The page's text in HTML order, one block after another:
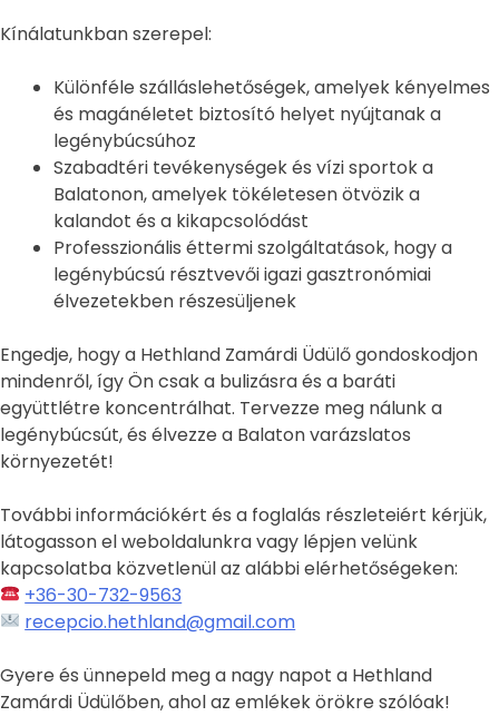
Kínálatunkban szerepel:
Különféle szálláslehetőségek, amelyek kényelmes
és magánéletet biztosító helyet nyújtanak a
legénybúcsúhoz
Szabadtéri tevékenységek és vízi sportok a
Balatonon, amelyek tökéletesen ötvözik a
kalandot és a kikapcsolódást
Professzionális éttermi szolgáltatások, hogy a
legénybúcsú résztvevői igazi gasztronómiai
élvezetekben részesüljenek
Engedje, hogy a Hethland Zamárdi Üdülő gondoskodjon
mindenről, így Ön csak a bulizásra és a baráti
együttlétre koncentrálhat. Tervezze meg nálunk a
legénybúcsút, és élvezze a Balaton varázslatos
környezetét!
További információkért és a foglalás részleteiért kérjük,
látogasson el weboldalunkra vagy lépjen velünk
kapcsolatba közvetlenül az alábbi elérhetőségeken:
+36-30-732-9563
recepcio.hethland@gmail.com
Gyere és ünnepeld meg a nagy napot a Hethland
Zamárdi Üdülőben, ahol az emlékek örökre szólóak!